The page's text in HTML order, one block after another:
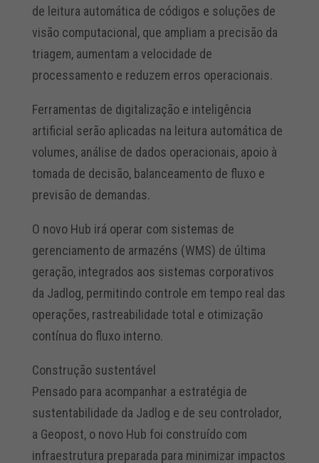
de leitura automática de códigos e soluções de
visão computacional, que ampliam a precisão da
triagem, aumentam a velocidade de
processamento e reduzem erros operacionais.
Ferramentas de digitalização e inteligência
artificial serão aplicadas na leitura automática de
volumes, análise de dados operacionais, apoio à
tomada de decisão, balanceamento de fluxo e
previsão de demandas.
O novo Hub irá operar com sistemas de
gerenciamento de armazéns (WMS) de última
geração, integrados aos sistemas corporativos
da Jadlog, permitindo controle em tempo real das
operações, rastreabilidade total e otimização
contínua do fluxo interno.
Construção sustentável
Pensado para acompanhar a estratégia de
sustentabilidade da Jadlog e de seu controlador,
a Geopost, o novo Hub foi construído com
infraestrutura preparada para minimizar impactos